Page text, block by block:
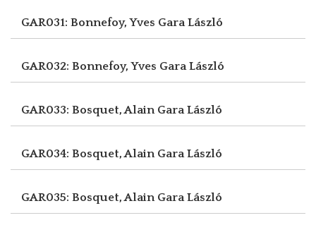
GAR031: Bonnefoy, Yves Gara László
GAR032: Bonnefoy, Yves Gara László
GAR033: Bosquet, Alain Gara László
GAR034: Bosquet, Alain Gara László
GAR035: Bosquet, Alain Gara László